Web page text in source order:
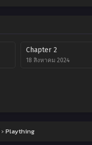
Chapter 2
18 สิงหาคม 2024
› Plaything